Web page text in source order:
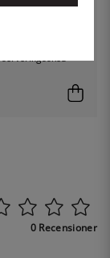
0 Recensioner